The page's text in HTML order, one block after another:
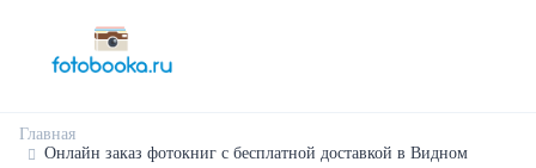
Главная
Онлайн заказ фотокниг с бесплатной доставкой в Видном